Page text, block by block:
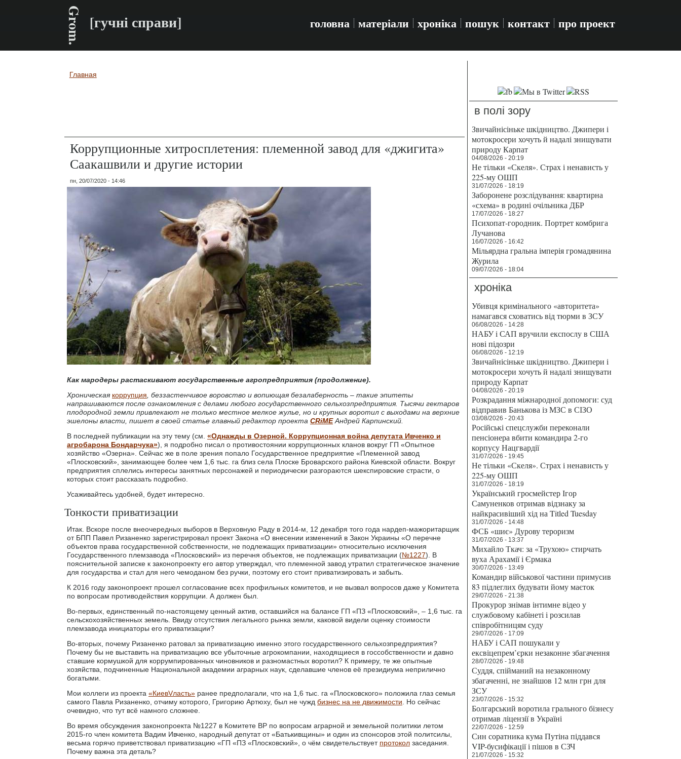
Grom. [гучні справи] головна матеріали хроніка пошук контакт про проект
Вы здесь
Главная
Коррупционные хитросплетения: племенной завод для «джигита»
Саакашвили и другие истории
пн, 20/07/2020 - 14:46
Как мародеры растаскивают государственные агропредприятия (продолжение).
Хроническая коррупция , беззастенчивое воровство и вопиющая безалаберность – такие эпитеты
напрашиваются после ознакомления с делами любого государственного сельхозпредприятия. Тысячи гектаров
плодородной земли привлекают не только местное мелкое жулье, но и крупных воротил с выходами на верхние
эшелоны власти, пишет в своей статье главный редактор проекта CRiMEАндрей Карпинский.
В последней публикации на эту тему (см. «Однажды в Озерной. Коррупционная война депутата Ивченко и
агробарона Бондарчука»), я подробно писал о противостоянии коррупционных кланов вокруг ГП «Опытное
хозяйство «Озерна». Сейчас же в поле зрения попало Государственное предприятие «Племенной завод
«Плосковский», занимающее более чем 1,6 тыс. га близ села Плоске Броварского района Киевской области. Вокруг
предприятия сплелись интересы занятных персонажей и периодически разгораются шекспировские страсти, о
которых стоит рассказать подробно.
Усаживайтесь удобней, будет интересно.
Тонкости приватизации
Итак. Вскоре после внеочередных выборов в Верховную Раду в 2014-м, 12 декабря того года нардеп-мажоритарщик
от БПП Павел Ризаненко зарегистрировал проект Закона «О внесении изменений в Закон Украины «О перечне
объектов права государственной собственности, не подлежащих приватизации» относительно исключения
Государственного племзавода «Плосковский» из перечня объектов, не подлежащих приватизации (№1227). В
пояснительной записке к законопроекту его автор утверждал, что племенной завод утратил стратегическое значение
для государства и стал для него чемоданом без ручки, поэтому его стоит приватизировать и забыть.
К 2016 году законопроект прошел согласование всех профильных комитетов, и не вызвал вопросов даже у Комитета
по вопросам противодействия коррупции. А должен был.
Во-первых, единственный по-настоящему ценный актив, оставшийся на балансе ГП «ПЗ «Плосковский», – 1,6 тыс. га
сельскохозяйственных земель. Ввиду отсутствия легального рынка земли, каковой видели оценку стоимости
племзавода инициаторы его приватизации?
Во-вторых, почему Ризаненко ратовал за приватизацию именно этого государственного сельхозпредприятия?
Почему бы не выставить на приватизацию все убыточные агрокомпании, находящиеся в госсобственности и давно
ставшие кормушкой для коррумпированных чиновников и разномастных воротил? К примеру, те же опытные
хозяйства, подчиненные Национальной академии аграрных наук, сделавшие членов её президиума неприлично
богатыми.
Мои коллеги из проекта «КиевVласть» ранее предполагали, что на 1,6 тыс. га «Плосковского» положила глаз семья
самого Павла Ризаненко, отчиму которого, Григорию Артюху, был не чужд бизнес на не движимости . Но сейчас
очевидно, что тут всё намного сложнее.
Во время обсуждения законопроекта №1227 в Комитете ВР по вопросам аграрной и земельной политики летом
2015-го член комитета Вадим Ивченко, народный депутат от «Батькивщины» и один из спонсоров этой политсилы,
весьма горячо приветствовал приватизацию «ГП «ПЗ «Плосковский», о чём свидетельствует протокол заседания.
Почему важна эта деталь?
в полі зору
Звичайнісіньке шкідництво. Джипери і
мотокросери хочуть й надалі знищувати
природу Карпат
04/08/2026 - 20:19
Не тільки «Скеля». Страх і ненависть у
225-му ОШП
31/07/2026 - 18:19
Заборонене розслідування: квартирна
«схема» в родині очільника ДБР
17/07/2026 - 18:27
Психопат-городник. Портрет комбрига
Лучанова
16/07/2026 - 16:42
Мільярдна гральна імперія громадянина
Журила
09/07/2026 - 18:04
хроніка
Убивця кримінального «авторитета»
намагався сховатись від тюрми в ЗСУ
06/08/2026 - 14:28
НАБУ і САП вручили експослу в США
нові підозри
06/08/2026 - 12:19
Звичайнісіньке шкідництво. Джипери і
мотокросери хочуть й надалі знищувати
природу Карпат
04/08/2026 - 20:19
Розкрадання міжнародної допомоги: суд
відправив Банькова із МЗС в СІЗО
03/08/2026 - 20:43
Російські спецслужби переконали
пенсіонера вбити командира 2-го
корпусу Нацгвардії
31/07/2026 - 19:45
Не тільки «Скеля». Страх і ненависть у
225-му ОШП
31/07/2026 - 18:19
Український гросмейстер Ігор
Самуненков отримав відзнаку за
найкрасивіший хід на Titled Tuesday
31/07/2026 - 14:48
ФСБ «шиє» Дурову тероризм
31/07/2026 - 13:37
Михайло Ткач: за «Трухою» стирчать
вуха Арахамії і Єрмака
30/07/2026 - 13:49
Командир військової частини примусив
83 підлеглих будувати йому маєток
29/07/2026 - 21:38
Прокурор знімав інтимне відео у
службовому кабінеті і розсилав
співробітницям суду
29/07/2026 - 17:09
НАБУ і САП пошукали у
ексвіцепрем’єрки незаконне збагачення
28/07/2026 - 19:48
Суддя, спійманий на незаконному
збагаченні, не знайшов 12 млн грн для
ЗСУ
23/07/2026 - 15:32
Болгарський воротила грального бізнесу
отримав ліцензії в Україні
22/07/2026 - 12:59
Син соратника кума Путіна піддався
VIP-бусифікації і пішов в СЗЧ
21/07/2026 - 15:32